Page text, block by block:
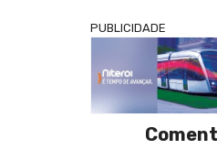
PUBLICIDADE